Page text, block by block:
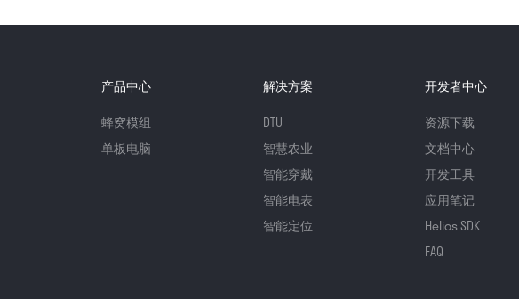
产品中心
蜂窝模组
单板电脑
解决方案
DTU
智慧农业
智能穿戴
智能电表
智能定位
开发者中心
资源下载
文档中心
开发工具
应用笔记
Helios SDK
FAQ